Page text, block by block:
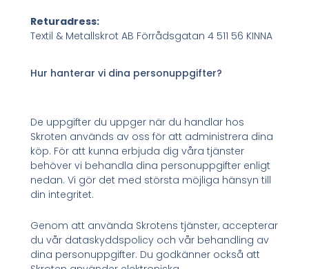
Returadress:
Textil & Metallskrot AB Förrådsgatan 4 511 56 KINNA
Hur hanterar vi dina personuppgifter?
De uppgifter du uppger när du handlar hos
Skroten används av oss för att administrera dina
köp. För att kunna erbjuda dig våra tjänster
behöver vi behandla dina personuppgifter enligt
nedan. Vi gör det med största möjliga hänsyn till
din integritet.
Genom att använda Skrotens tjänster, accepterar
du vår dataskyddspolicy och vår behandling av
dina personuppgifter. Du godkänner också att